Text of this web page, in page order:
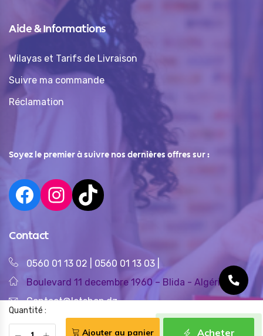
Quantité :
Acheter
Ajouter au panier
Aide & Informations
Wilayas et Tarifs de Livraison
Suivre ma commande
Réclamation
Soyez le premier à suivre nos dernières offres sur :
Contact
0560 01 13 02 0560 01 13 03
Boulevard 11 decembre 1960 – Blida - Algérie
Contact@letshop.dz